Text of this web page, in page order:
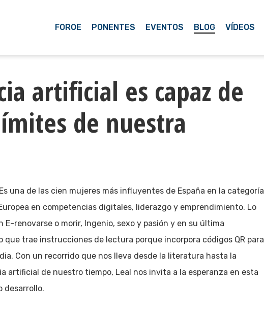
FOROE PONENTES EVENTOS BLOG VÍDEOS
artificial es capaz de
de nuestra
una de las cien mujeres más influyentes de España en la categoría
en competencias digitales, liderazgo y emprendimiento. Lo
E-renovarse o morir, Ingenio, sexo y pasión y en su última
que trae instrucciones de lectura porque incorpora códigos QR para
Con un recorrido que nos lleva desde la literatura hasta la
artificial de nuestro tiempo, Leal nos invita a la esperanza en esta
desarrollo.